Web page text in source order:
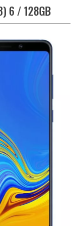
6 / 128GB